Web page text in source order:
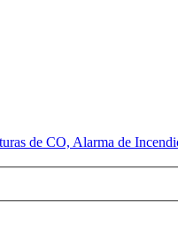
de CO, Alarma de